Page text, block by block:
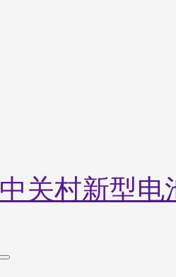
中关村新型电